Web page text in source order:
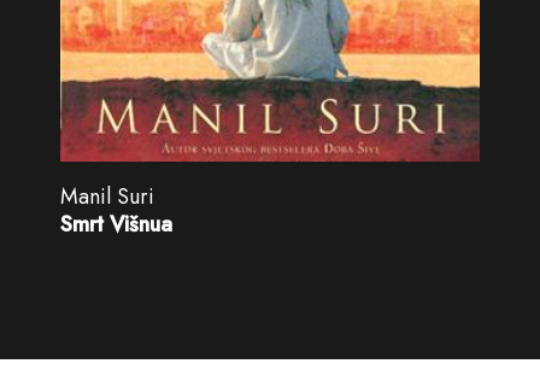
Manil Suri
Smrt Višnua